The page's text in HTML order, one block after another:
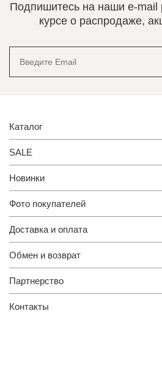
Подпишитесь на наши e-mail
курсе о распродаже,
Каталог
SALE
Новинки
Фото покупателей
Доставка и оплата
Обмен и возврат
Партнерство
Контакты